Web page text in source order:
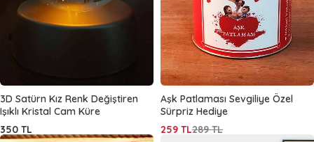
3D Satürn Kız Renk Değiştiren
Işıklı Kristal Cam Küre
350 TL
Aşk Patlaması Sevgiliye Özel
Sürpriz Hediye
289TL
259 TL